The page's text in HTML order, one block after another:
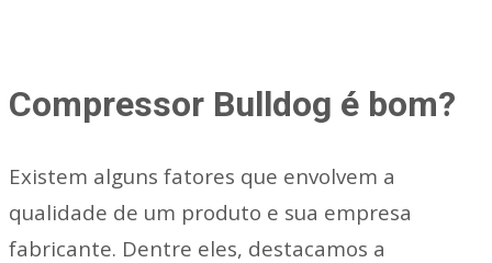
Compressor Bulldog é bom?
Existem alguns fatores que envolvem a
qualidade de um produto e sua empresa
fabricante. Dentre eles, destacamos a